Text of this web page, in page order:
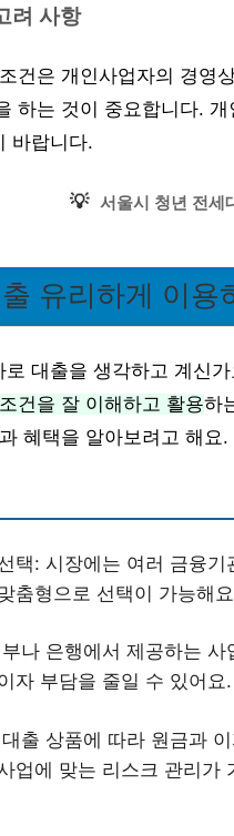
려 사항
건은 개인사업자의 경영
하는 것이 중요합니다.
바랍니다.
💡 서울시 청년 전세
유리하게 이용
로 대출을 생각하고 계신
건을 잘 이해하고 활용하
혜택을 알아보려고 해요.
택: 시장에는 여러 금융
춤형으로 선택이 가능해
나 은행에서 제공하는
자 부담을 줄일 수 있어요.
출 상품에 따라 원금과
업에 맞는 리스크 관리가